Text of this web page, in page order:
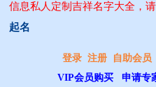
信息私人定制吉祥名字大全，请
起名
登录 注册 自助会员
VIP会员购买
申请专